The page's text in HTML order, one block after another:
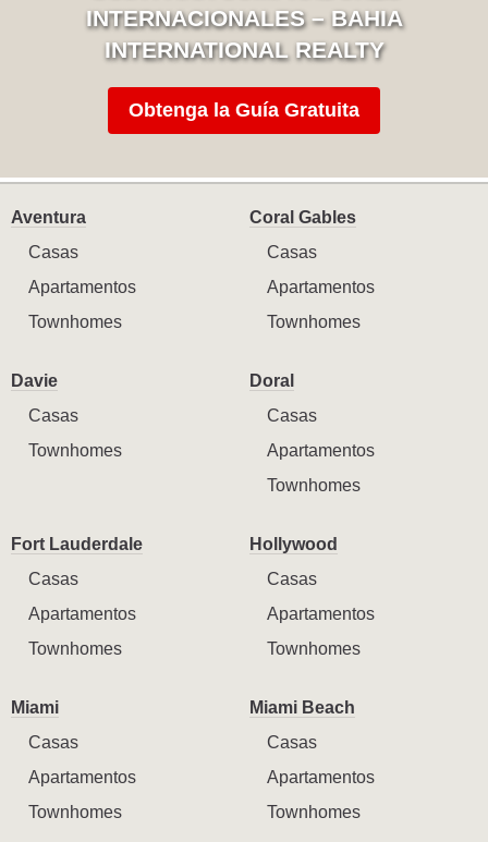
INTERNACIONALES – BAHIA
INTERNATIONAL REALTY
Obtenga la Guía Gratuita
Aventura
Casas
Apartamentos
Townhomes
Coral Gables
Casas
Apartamentos
Townhomes
Davie
Casas
Townhomes
Doral
Casas
Apartamentos
Townhomes
Fort Lauderdale
Casas
Apartamentos
Townhomes
Hollywood
Casas
Apartamentos
Townhomes
Miami
Casas
Apartamentos
Townhomes
Miami Beach
Casas
Apartamentos
Townhomes